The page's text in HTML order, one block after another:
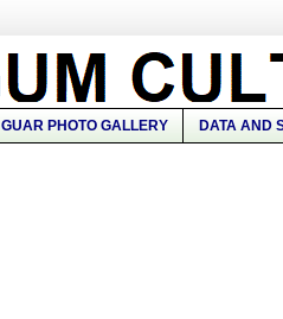
GUAR PHOTO GALLERY DATA AND